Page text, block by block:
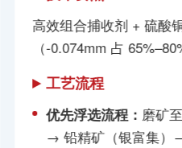
高效组合捕收剂 + 硫酸
（-0.074mm 占
工艺流程
优先浮选流程： 磨矿
→ 铅精矿（银富集